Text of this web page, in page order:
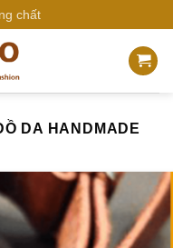
chất
DA HANDMADE